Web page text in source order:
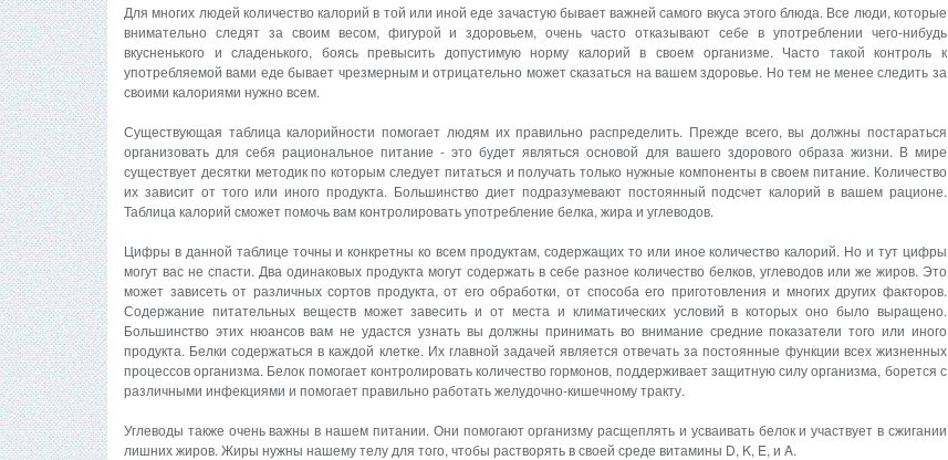
Для многих людей количество калорий в той или иной еде зачастую бывает важней самого вкуса этого блюда. Все люди, которые
внимательно следят за своим весом, фигурой и здоровьем, очень часто отказывают себе в употреблении чего-нибудь
вкусненького и сладенького, боясь превысить допустимую норму калорий в своем организме. Часто такой контроль к
употребляемой вами еде бывает чрезмерным и отрицательно может сказаться на вашем здоровье. Но тем не менее следить за
своими калориями нужно всем.
Существующая таблица калорийности помогает людям их правильно распределить. Прежде всего, вы должны постараться
организовать для себя рациональное питание - это будет являться основой для вашего здорового образа жизни. В мире
существует десятки методик по которым следует питаться и получать только нужные компоненты в своем питание. Количество
их зависит от того или иного продукта. Большинство диет подразумевают постоянный подсчет калорий в вашем рационе.
Таблица калорий сможет помочь вам контролировать употребление белка, жира и углеводов.
Цифры в данной таблице точны и конкретны ко всем продуктам, содержащих то или иное количество калорий. Но и тут цифры
могут вас не спасти. Два одинаковых продукта могут содержать в себе разное количество белков, углеводов или же жиров. Это
может зависеть от различных сортов продукта, от его обработки, от способа его приготовления и многих других факторов.
Содержание питательных веществ может завесить и от места и климатических условий в которых оно было выращено.
Большинство этих нюансов вам не удастся узнать вы должны принимать во внимание средние показатели того или иного
продукта. Белки содержаться в каждой клетке. Их главной задачей является отвечать за постоянные функции всех жизненных
процессов организма. Белок помогает контролировать количество гормонов, поддерживает защитную силу организма, борется с
различными инфекциями и помогает правильно работать желудочно-кишечному тракту.
Углеводы также очень важны в нашем питании. Они помогают организму расщеплять и усваивать белок и участвует в сжигании
лишних жиров. Жиры нужны нашему телу для того, чтобы растворять в своей среде витамины D, K, E, и A.